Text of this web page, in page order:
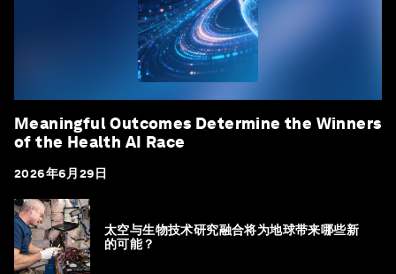
Meaningful Outcomes Determine the Winners
of the Health AI Race
2026年6月29日
太空与生物技术研究融合将为地球带来哪些新
的可能？